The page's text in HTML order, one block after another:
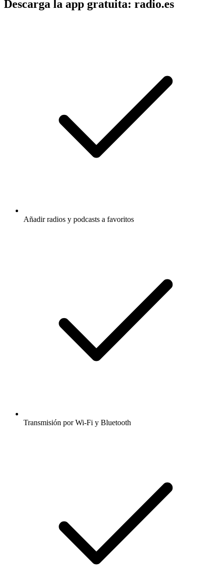
Descarga la app gratuita: radio.es
Añadir radios y podcasts a favoritos
Transmisión por Wi-Fi y Bluetooth